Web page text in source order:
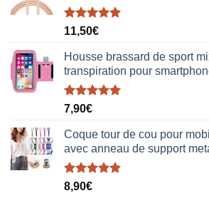
Note5.00
sur 5
11,50€
Housse brassard de sport
transpiration pour
Note5.00
sur 5
7,90€
Coque tour de cou pour
avec anneau de support
Note5.00
sur 5
8,90€